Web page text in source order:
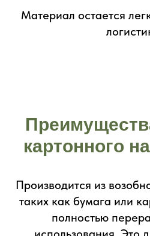
Материал остается
картонного
Производится из
таких как бумага или
полностью